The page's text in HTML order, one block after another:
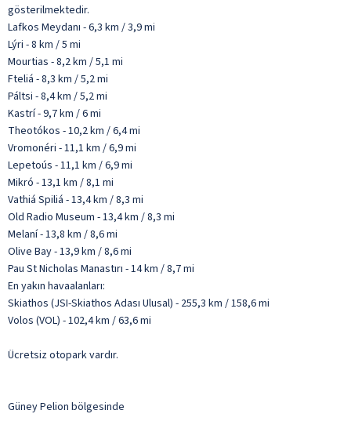
gösterilmektedir.
Lafkos Meydanı - 6,3 km / 3,9 mi
Lýri - 8 km / 5 mi
Mourtias - 8,2 km / 5,1 mi
Fteliá - 8,3 km / 5,2 mi
Páltsi - 8,4 km / 5,2 mi
Kastrí - 9,7 km / 6 mi
Theotókos - 10,2 km / 6,4 mi
Vromonéri - 11,1 km / 6,9 mi
Lepetoús - 11,1 km / 6,9 mi
Mikró - 13,1 km / 8,1 mi
Vathiá Spiliá - 13,4 km / 8,3 mi
Old Radio Museum - 13,4 km / 8,3 mi
Melaní - 13,8 km / 8,6 mi
Olive Bay - 13,9 km / 8,6 mi
Pau St Nicholas Manastırı - 14 km / 8,7 mi
En yakın havaalanları:
Skiathos (JSI-Skiathos Adası Ulusal) - 255,3 km / 158,6 mi
Volos (VOL) - 102,4 km / 63,6 mi
Ücretsiz otopark vardır.
Güney Pelion bölgesinde